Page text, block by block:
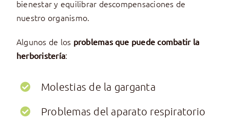
bienestar y equilibrar descompensaciones de
nuestro organismo.
Algunos de los problemas que puede combatir la
herboristería:
Molestias de la garganta
Problemas del aparato respiratorio